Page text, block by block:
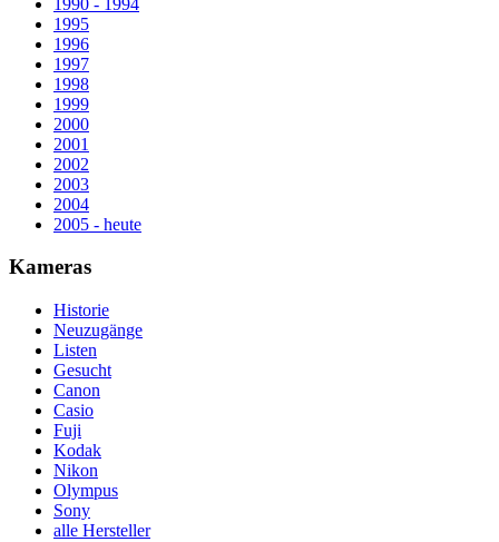
1995
1996
1997
1998
1999
2000
2001
2002
2003
2004
2005 - heute
Kameras
Historie
Neuzugänge
Listen
Gesucht
Canon
Casio
Fuji
Kodak
Nikon
Olympus
Sony
alle Hersteller